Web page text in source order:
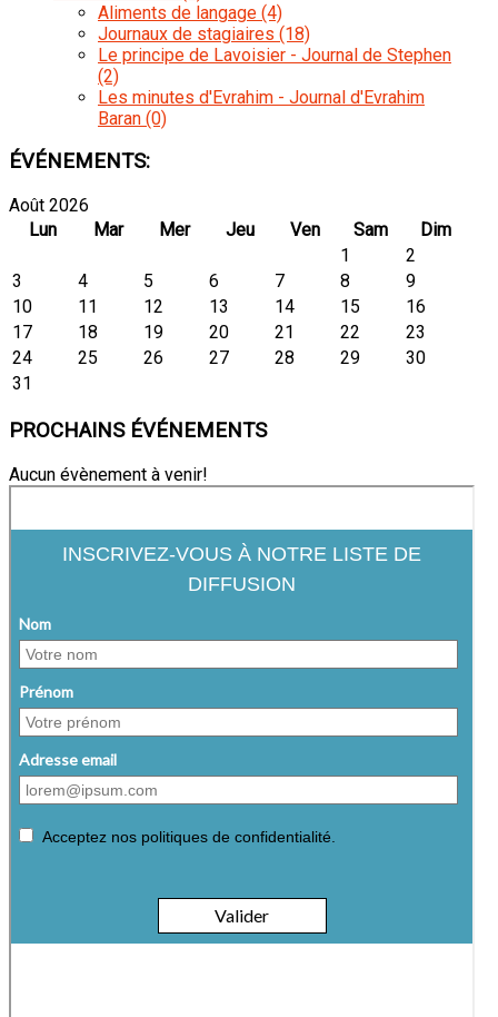
Aliments de langage (4)
Journaux de stagiaires (18)
Le principe de Lavoisier - Journal de Stephen
(2)
Les minutes d'Evrahim - Journal d'Evrahim
Baran (0)
ÉVÉNEMENTS:
Août 2026
Lun
Mar Mer Jeu Ven Sam
Dim
1
2
3
4 5 6 7 8
9
10
11 12 13 14 15
16
17
18 19 20 21 22
23
24
25 26 27 28 29
30
31
PROCHAINS ÉVÉNEMENTS
Aucun évènement à venir!